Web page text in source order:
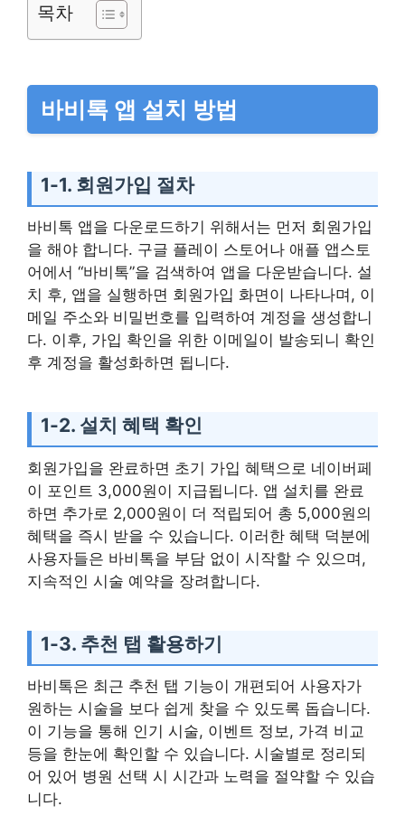
목차
바비톡 앱 설치 방법
1-1. 회원가입 절차
바비톡 앱을 다운로드하기 위해서는 먼저 회원가입
을 해야 합니다. 구글 플레이 스토어나 애플 앱스토
어에서 “바비톡”을 검색하여 앱을 다운받습니다. 설
치 후, 앱을 실행하면 회원가입 화면이 나타나며, 이
메일 주소와 비밀번호를 입력하여 계정을 생성합니
다. 이후, 가입 확인을 위한 이메일이 발송되니 확인
후 계정을 활성화하면 됩니다.
1-2. 설치 혜택 확인
회원가입을 완료하면 초기 가입 혜택으로 네이버페
이 포인트 3,000원이 지급됩니다. 앱 설치를 완료
하면 추가로 2,000원이 더 적립되어 총 5,000원의
혜택을 즉시 받을 수 있습니다. 이러한 혜택 덕분에
사용자들은 바비톡을 부담 없이 시작할 수 있으며,
지속적인 시술 예약을 장려합니다.
1-3. 추천 탭 활용하기
바비톡은 최근 추천 탭 기능이 개편되어 사용자가
원하는 시술을 보다 쉽게 찾을 수 있도록 돕습니다.
이 기능을 통해 인기 시술, 이벤트 정보, 가격 비교
등을 한눈에 확인할 수 있습니다. 시술별로 정리되
어 있어 병원 선택 시 시간과 노력을 절약할 수 있습
니다.